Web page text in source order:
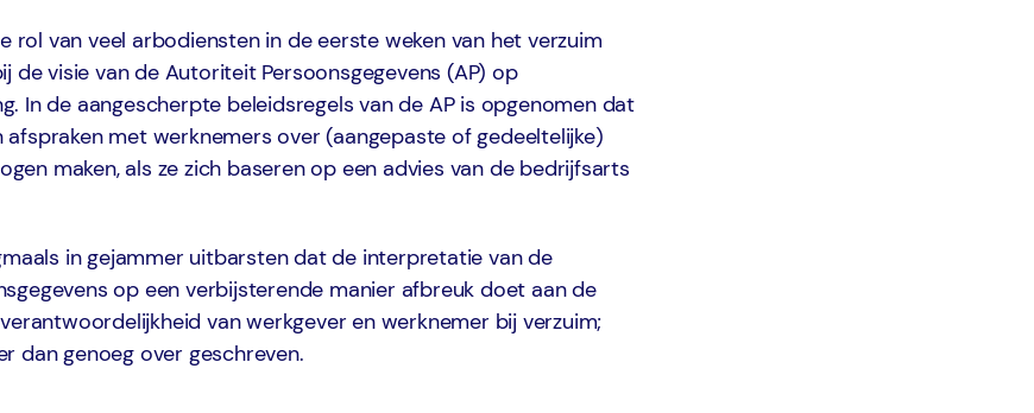
rol van veel arbodiensten in de eerste weken van het verzuim
de visie van de Autoriteit Persoonsgegevens (AP) op
In de aangescherpte beleidsregels van de AP is opgenomen dat
afspraken met werknemers over (aangepaste of gedeeltelijke)
maken, als ze zich baseren op een advies van de bedrijfsarts
in gejammer uitbarsten dat de interpretatie van de
op een verbijsterende manier afbreuk doet aan de
van werkgever en werknemer bij verzuim;
dan genoeg over geschreven.